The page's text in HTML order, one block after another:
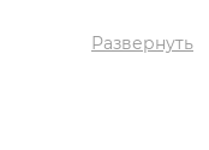
Развернуть